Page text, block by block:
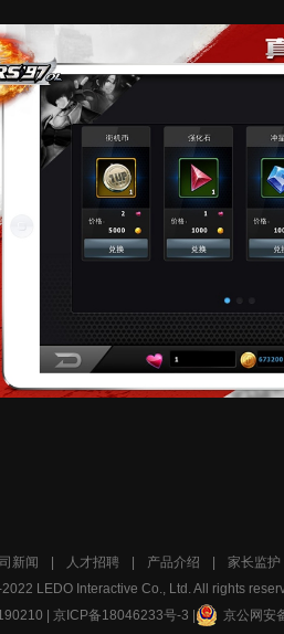
新闻 人才招聘 产品介绍 家长监护
LEDO Interactive Co., Ltd. All rights
| 京ICP备18046233号-3 京公网安